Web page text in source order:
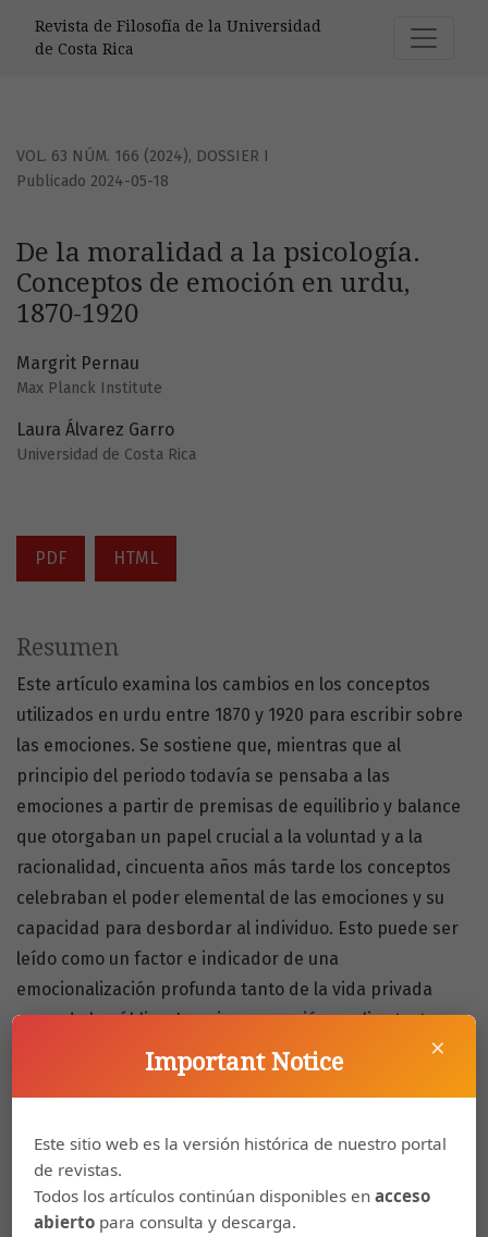
Revista de Filosofía de la Universidad
de Costa Rica
VOL. 63 NÚM. 166 (2024), DOSSIER I
De la moralidad a la psicología.
Conceptos de emoción en urdu,
1870-1920
Publicado 2024-05-18
Margrit Pernau
Max Planck Institute
Laura Álvarez Garro
Universidad de Costa Rica
PDF HTML
Resumen
Este artículo examina los cambios en los conceptos
utilizados en urdu entre 1870 y 1920 para escribir sobre
las emociones. Se sostiene que, mientras que al
principio del periodo todavía se pensaba a las
emociones a partir de premisas de equilibrio y balance
que otorgaban un papel crucial a la voluntad y a la
racionalidad, cincuenta años más tarde los conceptos
celebraban el poder elemental de las emociones y su
capacidad para desbordar al individuo. Esto puede ser
leído como un factor e indicador de una
emocionalización profunda tanto de la vida privada
como de la pública. La primera sección analiza textos
pedagógicos y éticos, la segunda artículos publicados
en revistas asociadas con el reformista Colegio
final la reconfiguración del conocimiento de las
emociones a través de la traducción y adaptación de
tratados psicológicos.
×
Important Notice
Este sitio web es la versión histórica de nuestro portal
de revistas.
Todos los artículos continúan disponibles enacceso
abierto para consulta y descarga.